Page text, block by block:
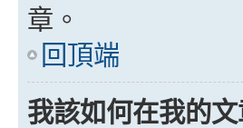
章。
回頂端
我該如何在我的